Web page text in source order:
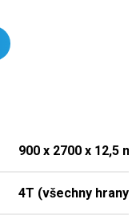
900 x 2700 x 12,5
4T (všechny hrany